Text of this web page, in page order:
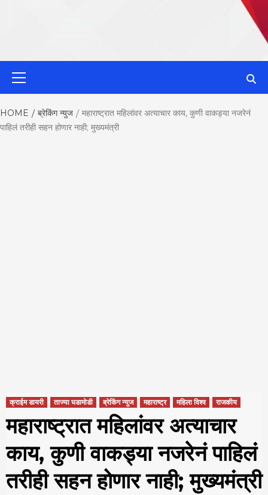
Best News
HOME ब्रेकिंग न्युज
महाराष्ट्रात महिलांवर अत्याचार काय, कुणी वाकड्या नजरेनं
पाहिलं तरीही सहन होणार नाही; मुख्यमंत्री
क्राईम डायरी ताज्या घडामोडी ब्रेकिंग न्युज महाराष्ट्र महिला विश्व राजकीय
महाराष्ट्रात महिलांवर अत्याचार
काय, कुणी वाकड्या नजरेनं पाहिलं
तरीही सहन होणार नाही; मुख्यमंत्री